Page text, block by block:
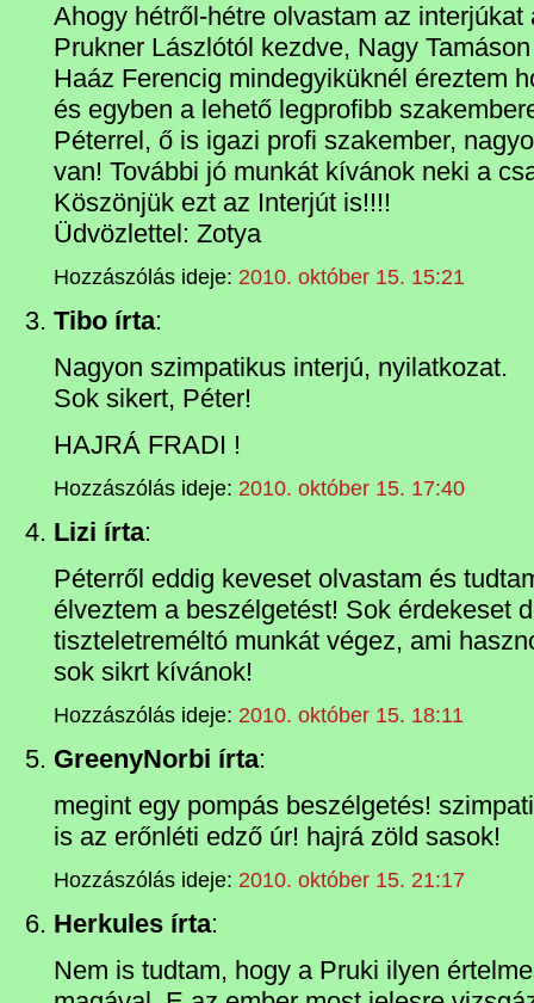
Ahogy hétről-hétre olvastam az interjúkat
Prukner Lászlótól kezdve, Nagy
Haáz Ferencig mindegyiküknél éreztem
és egyben a lehető legprofibb
Péterrel, ő is igazi profi szakember,
van! További jó munkát kívánok neki a
Köszönjük ezt az Interjút is!!!!
Üdvözlettel: Zotya
Hozzászólás ideje: 2010. október 15. 15:21
Tibo írta:
Nagyon szimpatikus interjú, nyilatkozat.
Sok sikert, Péter!
HAJRÁ FRADI !
Hozzászólás ideje: 2010. október 15. 17:40
Lizi írta:
Péterről eddig keveset olvastam és
élveztem a beszélgetést! Sok érdekeset
tiszteletreméltó munkát végez, ami
sok sikrt kívánok!
Hozzászólás ideje: 2010. október 15. 18:11
GreenyNorbi írta:
megint egy pompás beszélgetés!
is az erőnléti edző úr! hajrá zöld sasok!
Hozzászólás ideje: 2010. október 15. 21:17
Herkules írta:
Nem is tudtam, hogy a Pruki ilyen